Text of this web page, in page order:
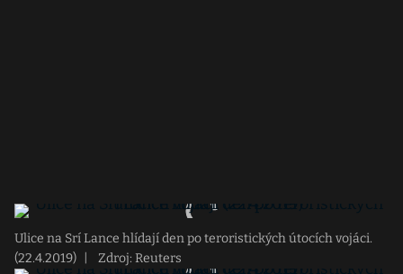
Ulice na Srí Lance hlídají den po teroristických útocích vojáci.
(22.4.2019)
Zdroj: Reuters